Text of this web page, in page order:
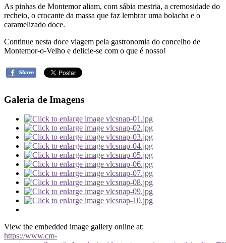
As pinhas de Montemor aliam, com sábia mestria, a cremosidade do
recheio, o crocante da massa que faz lembrar uma bolacha e o
caramelizado doce.
Continue nesta doce viagem pela gastronomia do concelho de
Montemor-o-Velho e delicie-se com o que é nosso!
Galeria de Imagens
View the embedded image gallery online at:
https://www.cm-